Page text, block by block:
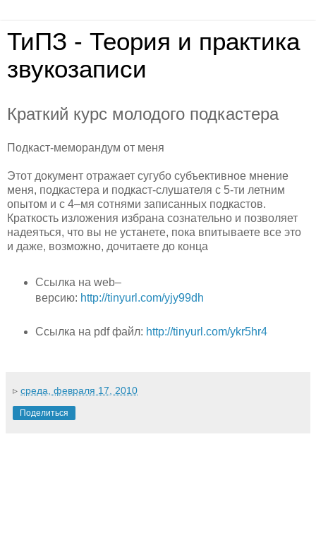
ТиПЗ - Теория и практика
звукозаписи
Краткий курс молодого подкастера
Подкаст-меморандум от меня
Этот документ отражает сугубо субъективное мнение
меня, подкастера и подкаст-слушателя с 5-ти летним
опытом и с 4–мя сотнями записанных подкастов.
Краткость изложения избрана сознательно и позволяет
надеяться, что вы не устанете, пока впитываете все это
и даже, возможно, дочитаете до конца
Ссылка на web–
версию: http://tinyurl.com/yjy99dh
Ссылка на pdf файл: http://tinyurl.com/ykr5hr4
▹ среда, февраля 17, 2010
Поделиться